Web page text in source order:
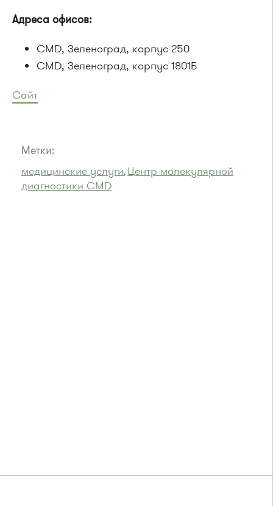
Адреса офисов:
CMD, Зеленоград, корпус 250
CMD, Зеленоград, корпус 1801Б
Сайт
Метки:
медицинские услуги, Центр молекулярной
диагностики CMD